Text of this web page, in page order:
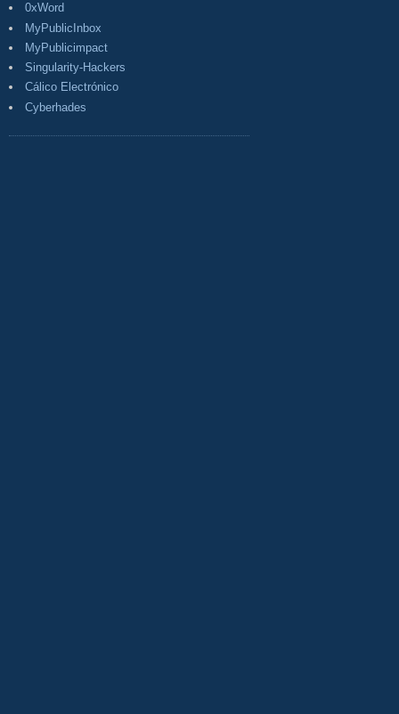
0xWord
MyPublicInbox
MyPublicimpact
Singularity-Hackers
Cálico Electrónico
Cyberhades